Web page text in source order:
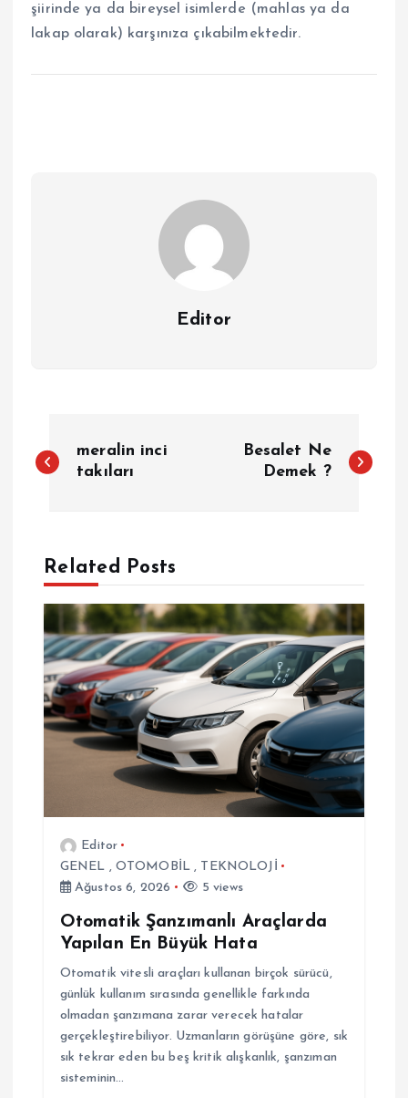
şiirinde ya da bireysel isimlerde (mahlas ya da
lakap olarak) karşınıza çıkabilmektedir.
Editor
a
g
e
z
m
meralin inci
takıları
Besalet Ne
Demek ?
Related Posts
Editor
GENEL , OTOMOBİL , TEKNOLOJİ
Ağustos 6, 2026
5 views
Otomatik Şanzımanlı Araçlarda
Yapılan En Büyük Hata
Otomatik vitesli araçları kullanan birçok sürücü,
günlük kullanım sırasında genellikle farkında
olmadan şanzımana zarar verecek hatalar
gerçekleştirebiliyor. Uzmanların görüşüne göre, sık
sık tekrar eden bu beş kritik alışkanlık, şanzıman
sisteminin…